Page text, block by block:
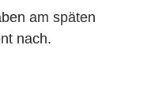
am späten
nach.